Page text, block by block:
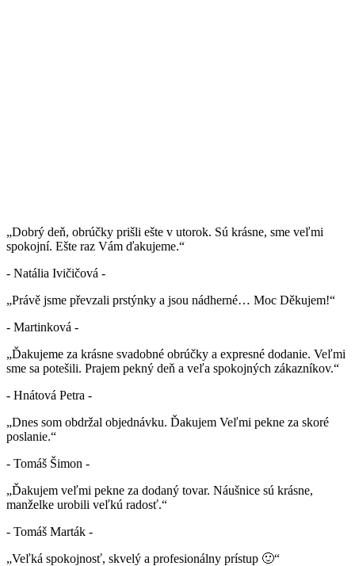
„Dobrý deň, obrúčky prišli ešte v utorok. Sú krásne, sme veľmi
spokojní. Ešte raz Vám ďakujeme.“
- Natália Ivičičová -
„Právě jsme převzali prstýnky a jsou nádherné… Moc Děkujem!“
- Martinková -
„Ďakujeme za krásne svadobné obrúčky a expresné dodanie. Veľmi
sme sa potešili. Prajem pekný deň a veľa spokojných zákazníkov.“
- Hnátová Petra -
„Dnes som obdržal objednávku. Ďakujem Veľmi pekne za skoré
poslanie.“
- Tomáš Šimon -
„Ďakujem veľmi pekne za dodaný tovar. Náušnice sú krásne,
manželke urobili veľkú radosť.“
- Tomáš Marták -
„Veľká spokojnosť, skvelý a profesionálny prístup 🙂“